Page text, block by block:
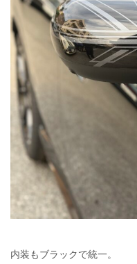
内装もブラックで統一。